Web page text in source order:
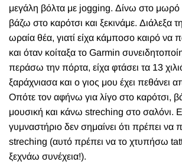
μεγάλη βόλτα με jogging. Δίνω στο μωρό
βάζω στο καρότσι και ξεκινάμε. Διάλεξα
ωραία θέα, γιατί είχα κάμποσο καιρό να
και όταν κοίταξα το Garmin
περάσω την πόρτα, είχα φτάσει τα 13
ξαράχνιασα και ο γιος μου έχει πεθάνει
Οπότε τον αφήνω για λίγο στο καρότσι,
μουσική και κάνω streching στο σαλόνι.
γυμναστήριο δεν σημαίνει ότι πρέπει να
streching (αυτό πρέπει να το χτυπήσω
ξεχνάω συνέχεια!).